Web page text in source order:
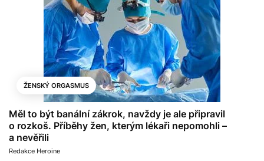
ŽENSKÝ ORGASMUS
Měl to být banální zákrok, navždy je ale připravil
o rozkoš. Příběhy žen, kterým lékaři nepomohli –
a nevěřili
Redakce Heroine